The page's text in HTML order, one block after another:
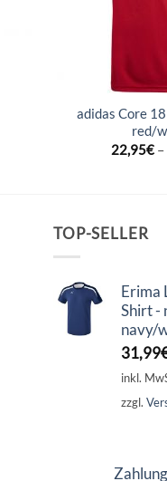
adidas Core
red/
22,95€ –
TOP-SELLER
Erima
Shirt -
navy/
31,99
inkl.
zzgl.